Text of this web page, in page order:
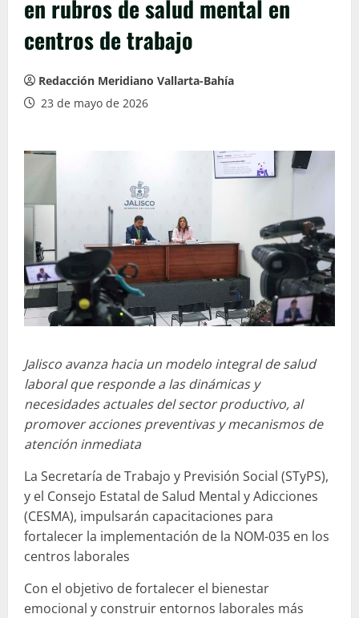
en rubros de salud mental en
centros de trabajo
Redacción Meridiano Vallarta-Bahía
23 de mayo de 2026
Jalisco avanza hacia un modelo integral de salud
laboral que responde a las dinámicas y
necesidades actuales del sector productivo, al
promover acciones preventivas y mecanismos de
atención inmediata
La Secretaría de Trabajo y Previsión Social (STyPS),
y el Consejo Estatal de Salud Mental y Adicciones
(CESMA), impulsarán capacitaciones para
fortalecer la implementación de la NOM-035 en los
centros laborales
Con el objetivo de fortalecer el bienestar
emocional y construir entornos laborales más